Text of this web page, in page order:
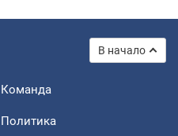
В начало
Команда
Политика